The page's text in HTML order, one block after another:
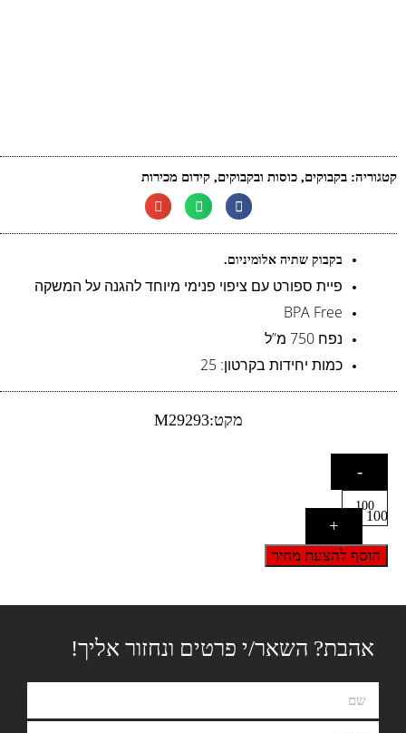
קטגוריה: בקבוקים, כוסות ובקבוקים, קידום מכירות
בקבוק שתיה אלומיניום.
פיית ספורט עם ציפוי פנימי מיוחד להגנה על המשקה
BPA Free
נפח 750 מ”ל
כמות יחידות בקרטון: 25
מקט:M29293
-
100
+
הוסף להצעת מחיר
אהבת? השאר/י פרטים ונחזור אליך!